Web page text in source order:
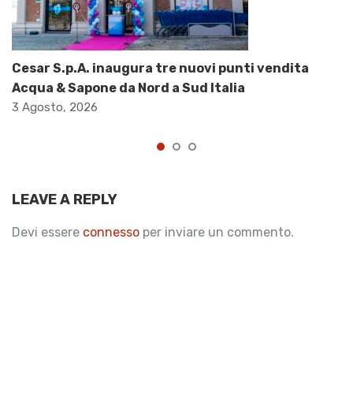
Cesar S.p.A. inaugura tre nuovi punti vendita
Acqua & Sapone da Nord a Sud Italia
3 Agosto, 2026
LEAVE A REPLY
Devi essere connesso per inviare un commento.